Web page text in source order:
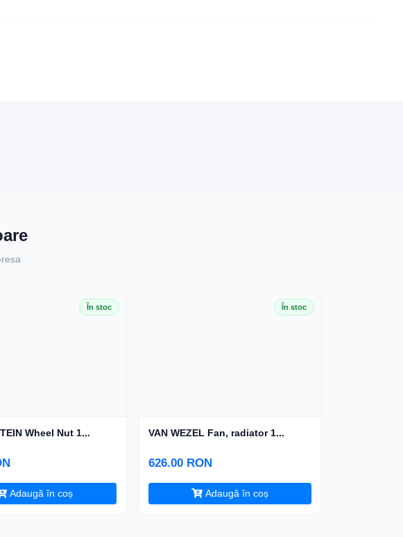
În stoc
Wheel Nut 1...
Adaugă în coș
În stoc
VAN WEZEL Fan, radiator 1...
626.00 RON
Adaugă în coș